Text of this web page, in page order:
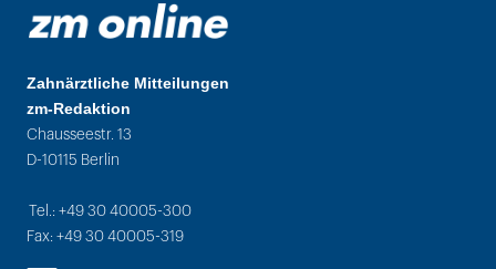
Zahnärztliche Mitteilungen
zm-Redaktion
Chausseestr. 13
D-10115 Berlin
Tel.: +49 30 40005-300
Fax: +49 30 40005-319